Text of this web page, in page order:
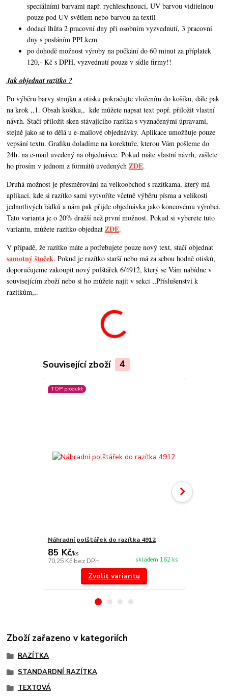
speciálními barvami např. rychleschnoucí, UV barvou viditelnou
pouze pod UV světlem nebo barvou na textil
dodací lhůta 2 pracovní dny při osobním vyzvednutí, 3 pracovní
dny s posláním PPLkem
po dohodě možnost výroby na počkání do 60 minut za příplatek
120,- Kč s DPH, vyzvednutí pouze v sídle firmy!!
Jak objednat razítko ?
Po výběru barvy strojku a otisku pokračujte vložením do košíku, dále pak
na krok ,,1. Obsah košíku,, kde můžete napsat text popř. přiložit vlastní
návrh. Stačí přiložit sken stávajícího razítka s vyznačenými úpravami,
stejně jako se to dělá u e-mailové objednávky. Aplikace umožňuje pouze
vepsání textu. Grafiku doladíme na korektuře, kterou Vám pošleme do
24h. na e-mail uvedený na objednávce. Pokud máte vlastní návrh,zašlete
ho prosím v jednom z formátů uvedenýchZDE.
Druhá možnost je přesměrování na velkoobchod s razítkama, který má
aplikaci, kde si razítko sami vytvoříte včetně výběru písma a velikosti
jednotlivých řádků a nám pak přijde objednávka jako koncovému výrobci.
Tato varianta je o 20% dražší než první možnost. Pokud si vyberete tuto
variantu, můžete razítko objednatZDE.
V případě, že razítko máte a potřebujete pouze nový text, stačí objednat
samotný štoček. Pokud je razítko starší nebo má za sebou hodně otisků,
doporučujeme zakoupit nový polštářek 6/4912, který se Vám nabídne v
souvisejícím zboží nebo si ho můžete najít v sekci ,,Příslušenství k
razítkům,,.
Související zboží 4
TOP produkt
Náhradní polštářek do razítka 4912
85 Kč/ks
70,25 Kč bez DPH skladem 162 ks
Zvolit variantu
Zboží zařazeno v kategoriích
RAZÍTKA
STANDARDNÍ RAZÍTKA
TEXTOVÁ